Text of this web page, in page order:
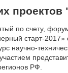
по счету,
старт-2017»
научно-
РФ.